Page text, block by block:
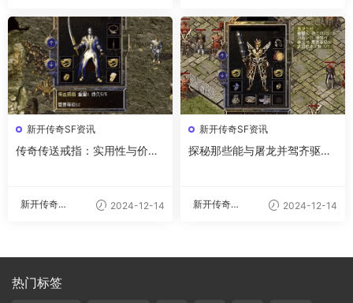
新开传奇SF资讯
传奇传送戒指：实用性与价值
新开传奇私
2024-12-14
新开传奇SF资讯
探秘那些能与屠龙并驾齐驱的
新开传奇私
2024-12-14
热门标签